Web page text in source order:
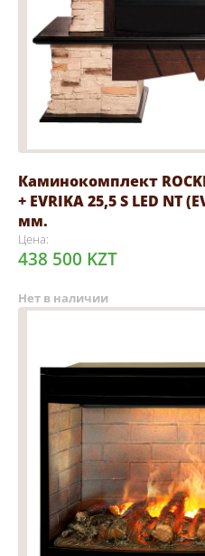
Каминокомплект
+ EVRIKA 25,5 S LED NT
мм.
Цена:
438 500 KZT
Нет в наличии